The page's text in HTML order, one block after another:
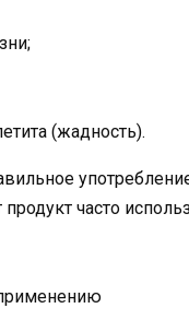
(жадность).
часто